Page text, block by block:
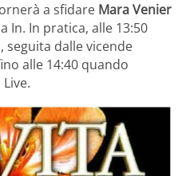
a sfidare Mara Venier
In. In pratica, alle 13:50
seguita dalle vicende
alle 14:40 quando